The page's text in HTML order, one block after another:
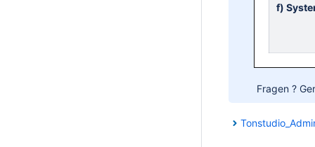
f)
Fragen ?